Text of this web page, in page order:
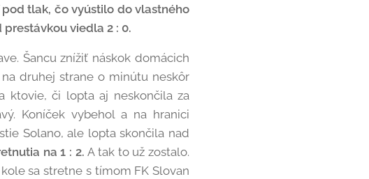
tlak, čo vyústilo do vlastného
viedla 2 : 0.
Šancu znížiť náskok domácich
druhej strane o minútu neskôr
ktovie, či lopta aj neskončila za
Koníček vybehol a na hranici
Solano, ale lopta skončila nad
na 1 : 2.A tak to už zostalo.
sa stretne s tímom FK Slovan